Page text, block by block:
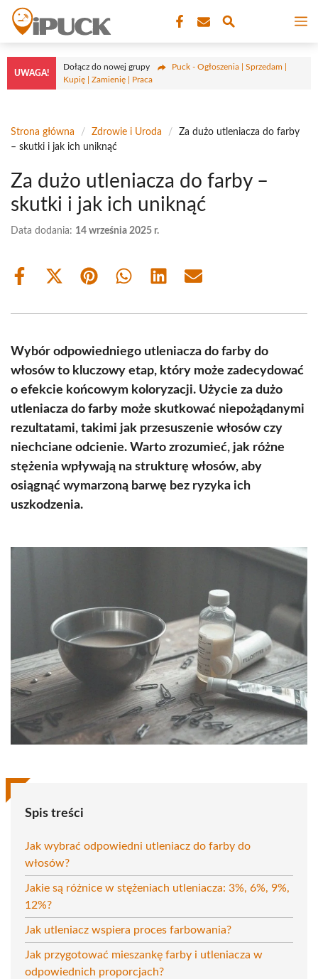
Przejdź
treści
UWAGA!
Dołącz do nowej grupy
Puck - Ogłoszenia | Sprzedam |
Kupię | Zamienię | Praca
Strona główna / Zdrowie i Uroda /
Za dużo utleniacza do farby
– skutki i jak ich uniknąć
Za dużo utleniacza do farby –
skutki i jak ich uniknąć
Data dodania: 14 września 2025 r.
Share
Share
(Twitter)
Share Share Share Share
Wybór odpowiedniego utleniacza do farby do
włosów to kluczowy etap, który może zadecydować
o efekcie końcowym koloryzacji. Użycie za dużo
utleniacza do farby może skutkować niepożądanymi
rezultatami, takimi jak przesuszenie włosów czy
niechciane odcienie. Warto zrozumieć, jak różne
stężenia wpływają na strukturę włosów, aby
osiągnąć wymarzoną barwę bez ryzyka ich
uszkodzenia.
Spis treści
Jak wybrać odpowiedni utleniacz do farby do
włosów?
Jakie są różnice w stężeniach utleniacza: 3%, 6%, 9%,
12%?
Jak utleniacz wspiera proces farbowania?
Jak przygotować mieszankę farby i utleniacza w
odpowiednich proporcjach?